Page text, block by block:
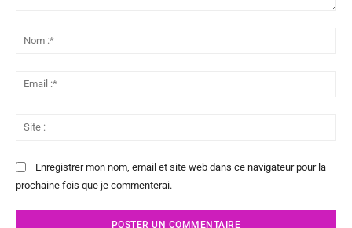
Enregistrer mon nom, email et site web dans ce navigateur pour la
prochaine fois que je commenterai.